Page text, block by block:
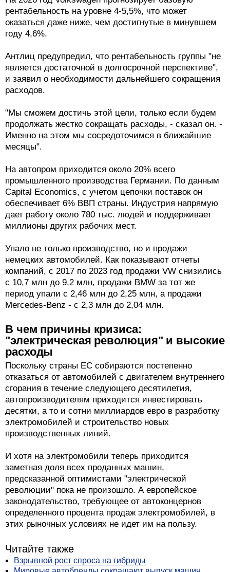
рентабельность на уровне 4-5,5%, что может
оказаться даже ниже, чем достигнутые в минувшем
году 4,6%.
Антлиц предупредил, что рентабельность группы "не
является достаточной в долгосрочной перспективе",
и заявил о необходимости дальнейшего сокращения
расходов.
"Мы сможем достичь этой цели, только если будем
продолжать жестко сокращать расходы, - сказал он. -
Именно на этом мы сосредоточимся в ближайшие
месяцы".
На автопром приходится около 20% всего
промышленного производства Германии. По данным
Capital Economics, с учетом цепочки поставок он
обеспечивает 6% ВВП страны. Индустрия напрямую
дает работу около 780 тыс. людей и поддерживает
миллионы других рабочих мест.
Упало не только производство, но и продажи
немецких автомобилей. Как показывают отчеты
компаний, с 2017 по 2023 год продажи VW снизились
с 10,7 млн до 9,2 млн, продажи BMW за тот же
период упали с 2,46 млн до 2,25 млн, а продажи
Mercedes-Benz - с 2,3 млн до 2,04 млн.
В чем причины кризиса:
"электрическая революция" и высокие
расходы
Поскольку страны ЕС собираются постепенно
отказаться от автомобилей с двигателем внутреннего
сгорания в течение следующего десятилетия,
автопроизводителям приходится инвестировать
десятки, а то и сотни миллиардов евро в разработку
электромобилей и строительство новых
производственных линий.
И хотя на электромобили теперь приходится
заметная доля всех проданных машин,
предсказанной оптимистами "электрической
революции" пока не произошло. А европейское
законодательство, требующее от автоконцернов
определенного процента продаж электромобилей, в
этих рыночных условиях не идет им на пользу.
Читайте также
Взрывной рост спроса на гибриды